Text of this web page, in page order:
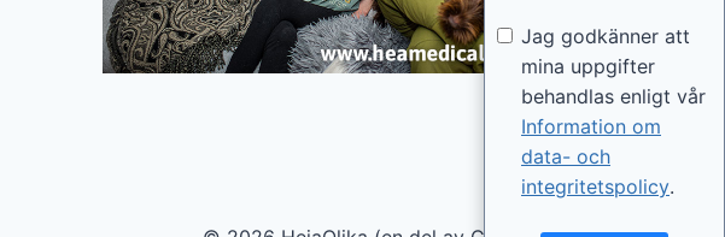
Jag godkänner att
mina uppgifter
behandlas enligt vår
Information om
data- och
integritetspolicy.